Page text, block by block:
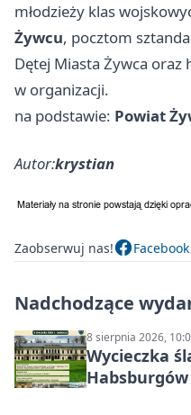
młodzieży klas
Żywcu, pocztom
Dętej Miasta Żywca oraz
w organizacji.
na podstawie: Powiat
Autor:krystian
Zaobserwuj nas! Facebook
Nadchodzące
8 sierpnia 2026,
Wycieczka
Habsburgów